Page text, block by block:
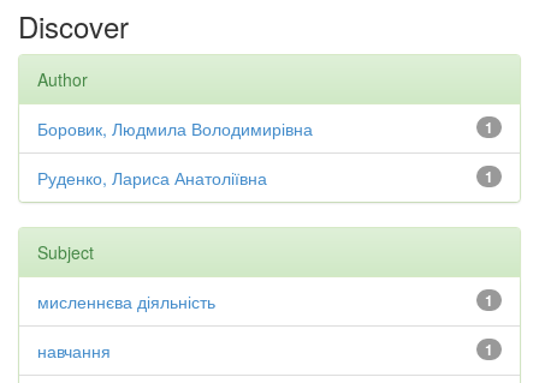
Discover
Author
1
Боровик, Людмила Володимирівна
1
Руденко, Лариса Анатоліївна
Subject
1
мисленнєва діяльність
1
навчання